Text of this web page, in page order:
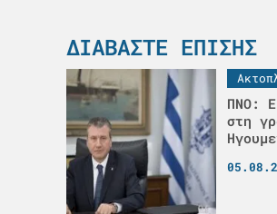
ΔΙΑΒΆΣΤΕ ΕΠΊΣΗΣ
ΠΝΟ:
στη